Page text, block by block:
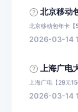
北京移动
北京移动包年卡
2026-03-14
上海广电
上海广电【29元
2026-03-14